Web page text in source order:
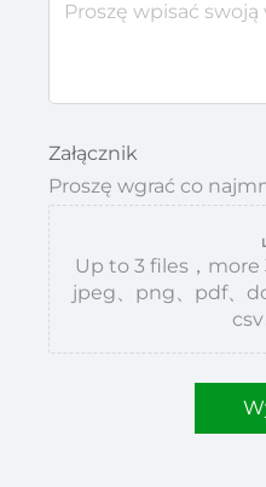
Załącznik
Proszę wgrać co
Up to 3 files，more
jpeg、png、pdf、